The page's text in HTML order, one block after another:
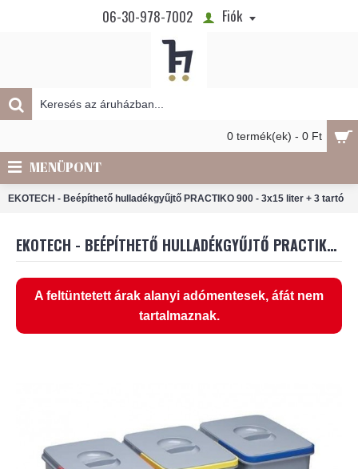
06-30-978-7002 Fiók
0 termék(ek) - 0 Ft
MENÜPONT
EKOTECH - Beépíthető hulladékgyűjtő PRACTIKO 900 - 3x15 liter + 3 tartó
EKOTECH - BEÉPÍTHETŐ HULLADÉKGYŰJTŐ PRACTIKO 900 - 3X15 LITER + 3 TARTÓ
A feltüntetett árak alanyi adómentesek, áfát nem
tartalmaznak.